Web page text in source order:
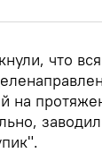
что
на